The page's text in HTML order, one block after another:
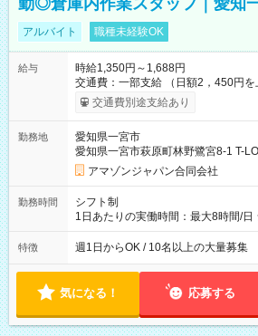
勤◎倉庫内作業スタッフ｜愛知
アルバイト 職種未経験OK
給与
時給1,350円～1,688円
交通費：一部支給 （日額2，450円
実費支給） ※22:00～翌5:00までは時給25%UP！ ■給与前払い
制度あり ※前払い額の上限あり、手
交通費別途支給あり
勤務地
愛知県一宮市
愛知県一宮市萩原町林野鷺宮8-1 T-
アマゾンジャパン合同会社
勤務時間
シフト制
1日あたりの実働時間：最大8時間/日
社後、就業可能シフトをご確認の上
特徴 週1日からOK / 10名以上の大量募集
気になる！ 応募する